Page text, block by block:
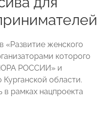
«Развитие женского
которого
РОССИИ» и
Курганской области.
рамках нацпроекта